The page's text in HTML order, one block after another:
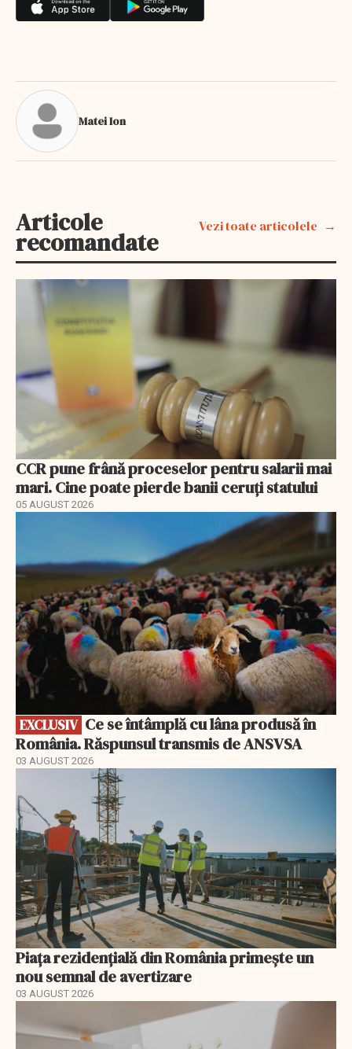
Matei Ion
Articole
recomandate
Vezi toate articolele
CCR pune frână proceselor pentru salarii mai
mari. Cine poate pierde banii ceruți statului
05 AUGUST 2026
EXCLUSIV
România. Răspunsul transmis de ANSVSA
03 AUGUST 2026
Piața rezidențială din România primește un
nou semnal de avertizare
03 AUGUST 2026